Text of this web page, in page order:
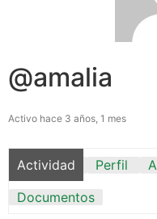
@amalia
Activo hace 3 años, 1 mes
Actividad Perfil
Documentos